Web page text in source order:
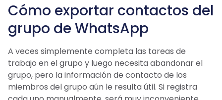
Cómo exportar contactos del
grupo de WhatsApp
A veces simplemente completa las tareas de
trabajo en el grupo y luego necesita abandonar el
grupo, pero la información de contacto de los
miembros del grupo aún le resulta útil. Si registra